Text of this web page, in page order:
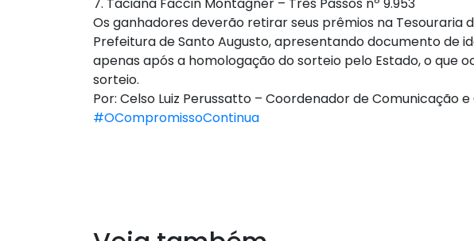
Os ganhadores deverão retirar seus prêmios na Tesouraria
Prefeitura de Santo Augusto, apresentando documento de
apenas após a homologação do sorteio pelo Estado, o que
sorteio.
Por: Celso Luiz Perussatto – Coordenador de Comunicação e
#OCompromissoContinua